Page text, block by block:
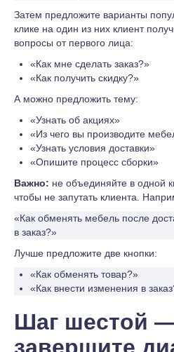
Затем предложите варианты
клике на один из них клиент
вопросы от первого лица:
«Как мне сделать заказ?»
«Как получить скидку?»
А можно предложить тему:
«Узнать об акциях»
«Из чего вы производите
«Узнать условия доставки»
«Опишите процесс сборки»
Важно: не объединяйте в одной
чтобы не запутать клиента.
«Как обменять мебель после
в заказ?»
Лучше предложите две кнопки:
«Как обменять товар?»
«Как внести изменения в
Шаг шестой